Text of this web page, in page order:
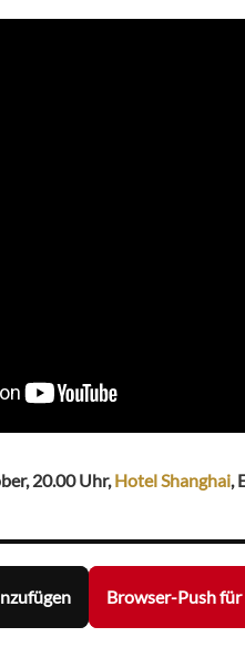
20.00 Uhr,Hotel Shanghai,
Browser-Push